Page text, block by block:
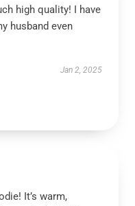
high quality! I have
husband even
Jan 2, 2025
It’s warm,